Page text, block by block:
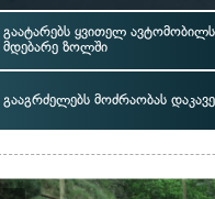
გაატარებს ყვითელ ავტომობილს
მდებარე ზოლში
გააგრძელებს მოძრაობას